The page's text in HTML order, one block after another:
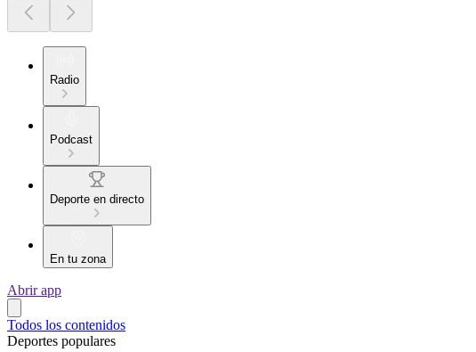
Radio
Podcast
Deporte en directo
En tu zona
Abrir app
Todos los contenidos
Deportes populares